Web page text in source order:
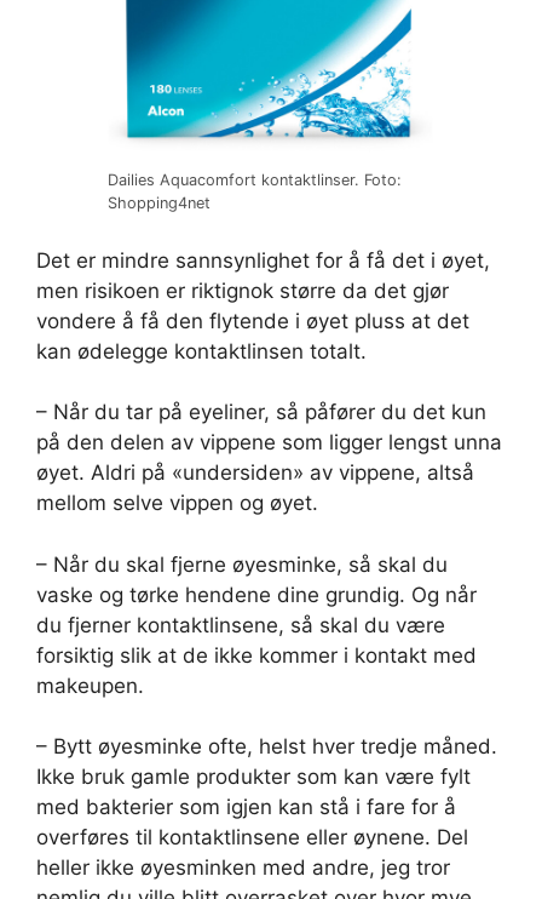
Dailies Aquacomfort kontaktlinser. Foto:
Shopping4net
Det er mindre sannsynlighet for å få det i øyet,
men risikoen er riktignok større da det gjør
vondere å få den flytende i øyet pluss at det
kan ødelegge kontaktlinsen totalt.
– Når du tar på eyeliner, så påfører du det kun
på den delen av vippene som ligger lengst unna
øyet. Aldri på «undersiden» av vippene, altså
mellom selve vippen og øyet.
– Når du skal fjerne øyesminke, så skal du
vaske og tørke hendene dine grundig. Og når
du fjerner kontaktlinsene, så skal du være
forsiktig slik at de ikke kommer i kontakt med
makeupen.
– Bytt øyesminke ofte, helst hver tredje måned.
Ikke bruk gamle produkter som kan være fylt
med bakterier som igjen kan stå i fare for å
overføres til kontaktlinsene eller øynene. Del
heller ikke øyesminken med andre, jeg tror